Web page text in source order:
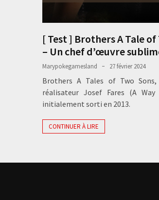
[ Test ] Brothers A Tale of
– Un chef d’œuvre
Marypokegamesland 27 février 2024
Brothers A Tales of Two
réalisateur Josef Fares (A
initialement sorti en 2013.
CONTINUER À LIRE